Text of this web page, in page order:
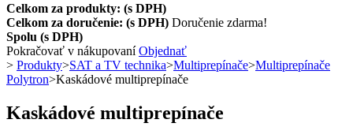
Celkom za produkty: (s DPH)
Celkom za doručenie: (s DPH) Doručenie zdarma!
Spolu (s DPH)
Pokračovať v nákupovaníObjednať
> Produkty>SAT a TV technika>Multiprepínače>Multiprepínače
Polytron>Kaskádové multiprepínače
Kaskádové multiprepínače